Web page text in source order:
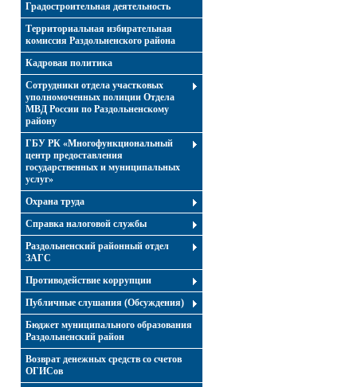
Градостроительная деятельность
Территориальная избирательная
комиссия Раздольненского района
Кадровая политика
Сотрудники отдела участковых
уполномоченных полиции Отдела
МВД России по Раздольненскому
району
ГБУ РК «Многофункциональный
центр предоставления
государственных и муниципальных
услуг»
Охрана труда
Справка налоговой службы
Раздольненский районный отдел
ЗАГС
Противодействие коррупции
Публичные слушания (Обсуждения)
Бюджет муниципального образования
Раздольненский район
Возврат денежных средств со счетов
ОГИСов